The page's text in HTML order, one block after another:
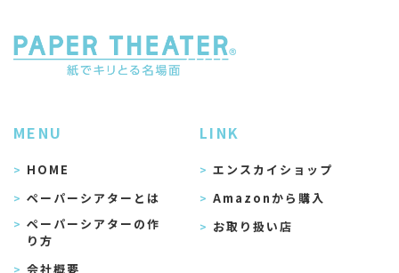
MENU
HOME
ペーパーシアターとは
ペーパーシアターの作
り方
会社概要
LINK
エンスカイショップ
Amazonから購入
お取り扱い店